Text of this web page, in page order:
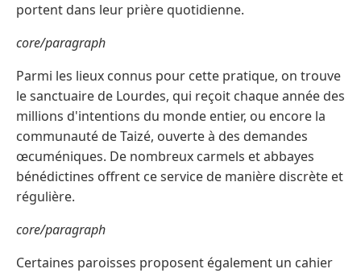
portent dans leur prière quotidienne.
core/paragraph
Parmi les lieux connus pour cette pratique, on trouve
le sanctuaire de Lourdes, qui reçoit chaque année des
millions d'intentions du monde entier, ou encore la
communauté de Taizé, ouverte à des demandes
œcuméniques. De nombreux carmels et abbayes
bénédictines offrent ce service de manière discrète et
régulière.
core/paragraph
Certaines paroisses proposent également un cahier